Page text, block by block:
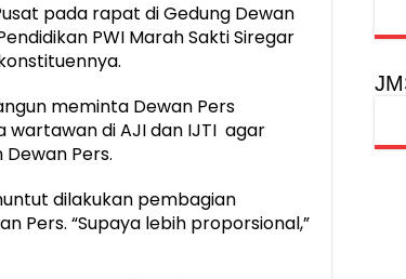
pada rapat di Gedung Dewan
PWI Marah Sakti Siregar
meminta Dewan Pers
wartawan di AJI dan IJTI agar
Pers.
dilakukan pembagian
Pers. “Supaya lebih proporsional,”